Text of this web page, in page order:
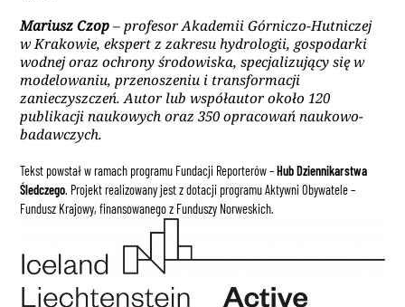
Mariusz Czop – profesor Akademii Górniczo-Hutniczej
w Krakowie, ekspert z zakresu hydrologii, gospodarki
wodnej oraz ochrony środowiska, specjalizujący się w
modelowaniu, przenoszeniu i transformacji
zanieczyszczeń. Autor lub współautor około 120
publikacji naukowych oraz 350 opracowań naukowo-
badawczych.
Tekst powstał w ramach programu Fundacji Reporterów –Hub Dziennikarstwa
Śledczego. Projekt realizowany jest z dotacji programu Aktywni Obywatele –
Fundusz Krajowy, finansowanego z Funduszy Norweskich.